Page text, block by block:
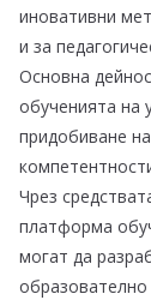
иновативни
и за
Основна
обученията на
придобиване
Чрез
платформа
могат да